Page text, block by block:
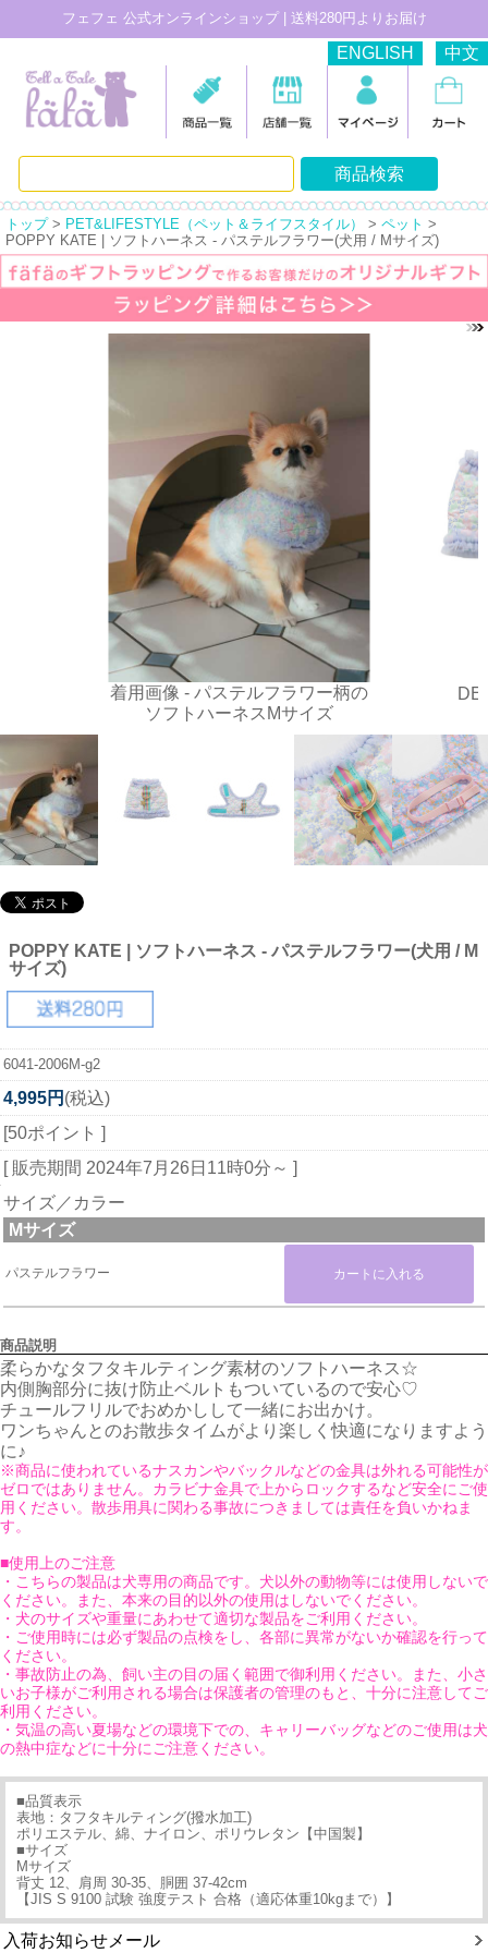
フェフェ 公式オンラインショップ | 送料280円よりお届け
ENGLISH 中文
トップ> PET&LIFESTYLE（ペット＆ライフスタイル） > ペット >
POPPY KATE | ソフトハーネス - パステルフラワー(犬用 / Mサイズ)
着用画像 - パステルフラワー柄の
ソフトハーネスMサイズ
POPPY KATE | ソフトハーネス - パステルフラワー(犬用 / M
サイズ)
6041-2006M-g2
4,995円 (税込)
[50ポイント ]
[ 販売期間 2024年7月26日11時0分 ～ ]
サイズ／カラー
Mサイズ
パステルフラワー
商品説明
柔らかなタフタキルティング素材のソフトハーネス☆
内側胸部分に抜け防止ベルトもついているので安心♡
チュールフリルでおめかしして一緒にお出かけ。
ワンちゃんとのお散歩タイムがより楽しく快適になりますよう
に♪
※商品に使われているナスカンやバックルなどの金具は外れる可能性が
ゼロではありません。カラビナ金具で上からロックするなど安全にご使
用ください。散歩用具に関わる事故につきましては責任を負いかねま
す。
■使用上のご注意
・こちらの製品は犬専用の商品です。犬以外の動物等には使用しないで
ください。また、本来の目的以外の使用はしないでください。
・犬のサイズや重量にあわせて適切な製品をご利用ください。
・ご使用時には必ず製品の点検をし、各部に異常がないか確認を行って
ください。
・事故防止の為、飼い主の目の届く範囲で御利用ください。また、小さ
いお子様がご利用される場合は保護者の管理のもと、十分に注意してご
利用ください。
・気温の高い夏場などの環境下での、キャリーバッグなどのご使用は犬
の熱中症などに十分にご注意ください。
■品質表示
表地：タフタキルティング(撥水加工)
ポリエステル、綿、ナイロン、ポリウレタン【中国製】
■サイズ
Mサイズ
背丈 12、肩周 30-35、胴囲 37-42cm
【JIS S 9100 試験 強度テスト 合格（適応体重10kgまで）】
入荷お知らせメール